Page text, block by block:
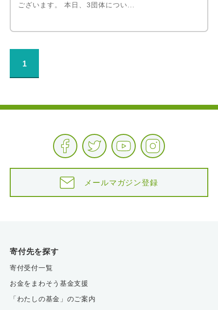
ございます。 本日、3団体につい...
1
メールマガジン登録
寄付先を探す
寄付受付一覧
お金をまわそう基金支援
「わたしの基金」のご案内